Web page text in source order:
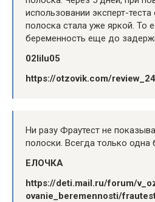
использовании эксперт-
полоска стала уже яркой. То
беременность еще до
02lilu05
https://otzovik.com/
Ни разу Фраутест не
полоски. Всегда только одна
ЕЛОЧКА
https://deti.mail.ru/forum/
ovanie_beremennosti/